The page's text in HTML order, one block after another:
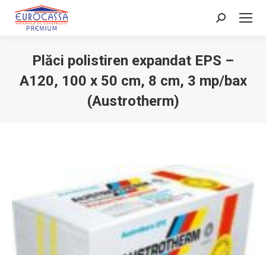
Search:
Plăci polistiren expandat EPS –
A120, 100 x 50 cm, 8 cm, 3 mp/bax
(Austrotherm)